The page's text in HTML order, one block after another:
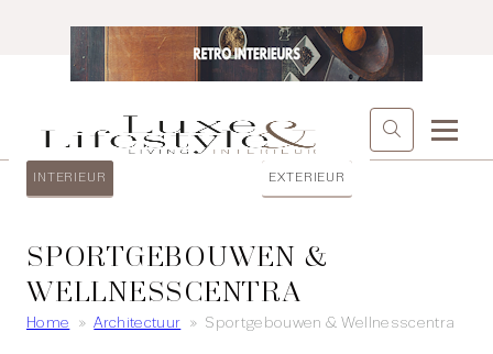
INTERIEUR EXTERIEUR
SPORTGEBOUWEN &
WELLNESSCENTRA
Home »Architectuur » Sportgebouwen & Wellnesscentra